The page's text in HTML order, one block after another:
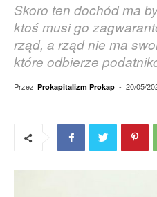
Skoro ten dochód ma
ktoś musi go
rząd, a rząd nie ma
które odbierze
Przez Prokapitalizm Prokap - 20/05/